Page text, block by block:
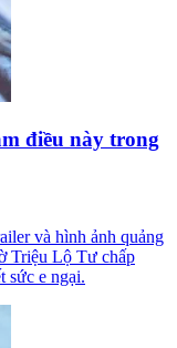
điều này trong
và hình ảnh quảng
Triệu Lộ Tư chấp
sức e ngại.